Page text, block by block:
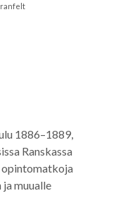
1886–1889,
Ranskassa
opintomatkoja
ja muualle